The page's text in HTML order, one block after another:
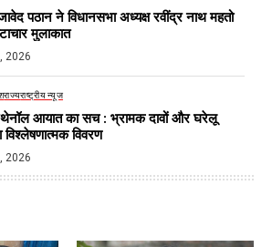
पठान ने विधानसभा अध्यक्ष रवींद्र नाथ महतो
मुलाकात
2026
राज्यराष्ट्रीय न्यूज
आयात का सच : भ्रामक दावों और घरेलू
विश्लेषणात्मक विवरण
2026